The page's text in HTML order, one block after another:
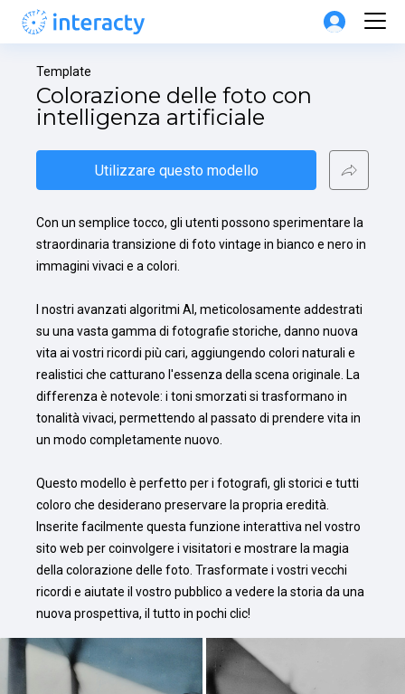
Template
Colorazione delle foto con
intelligenza artificiale
Utilizzare questo modello
Con un semplice tocco, gli utenti possono sperimentare la
straordinaria transizione di foto vintage in bianco e nero in
immagini vivaci e a colori.
I nostri avanzati algoritmi AI, meticolosamente addestrati
su una vasta gamma di fotografie storiche, danno nuova
vita ai vostri ricordi più cari, aggiungendo colori naturali e
realistici che catturano l'essenza della scena originale. La
differenza è notevole: i toni smorzati si trasformano in
tonalità vivaci, permettendo al passato di prendere vita in
un modo completamente nuovo.
Questo modello è perfetto per i fotografi, gli storici e tutti
coloro che desiderano preservare la propria eredità.
Inserite facilmente questa funzione interattiva nel vostro
sito web per coinvolgere i visitatori e mostrare la magia
della colorazione delle foto. Trasformate i vostri vecchi
ricordi e aiutate il vostro pubblico a vedere la storia da una
nuova prospettiva, il tutto in pochi clic!